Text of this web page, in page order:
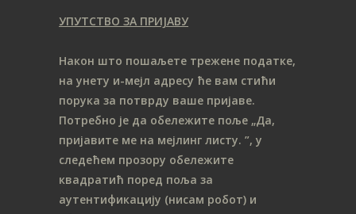
УПУТСТВО ЗА ПРИЈАВУ
Након што пошаљете трежене податке,
на унету и-мејл адресу ће вам стићи
порука за потврду ваше пријаве.
Потребно је да обележите поље „Да,
пријавите ме на мeјлинг листу. ”, у
следећем прозору обележите
квадратић поред поља за
аутентификацију (нисам робот) и